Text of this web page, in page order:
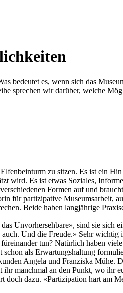
bedeutet es, wenn sich das
sprechen wir darüber, welche
zu sitzen. Es ist ein
wird. Es ist etwas Soziales,
Formen auf und
für partizipative Museumsarbeit,
Beide haben langjährige
Unvorhersehbare», sind sie
Und die Freude.» Sehr
tun? Natürlich haben
als Erwartungshaltung
Angela und Franziska
manchmal an den Punkt, wo
dazu. «Partizipation hart am